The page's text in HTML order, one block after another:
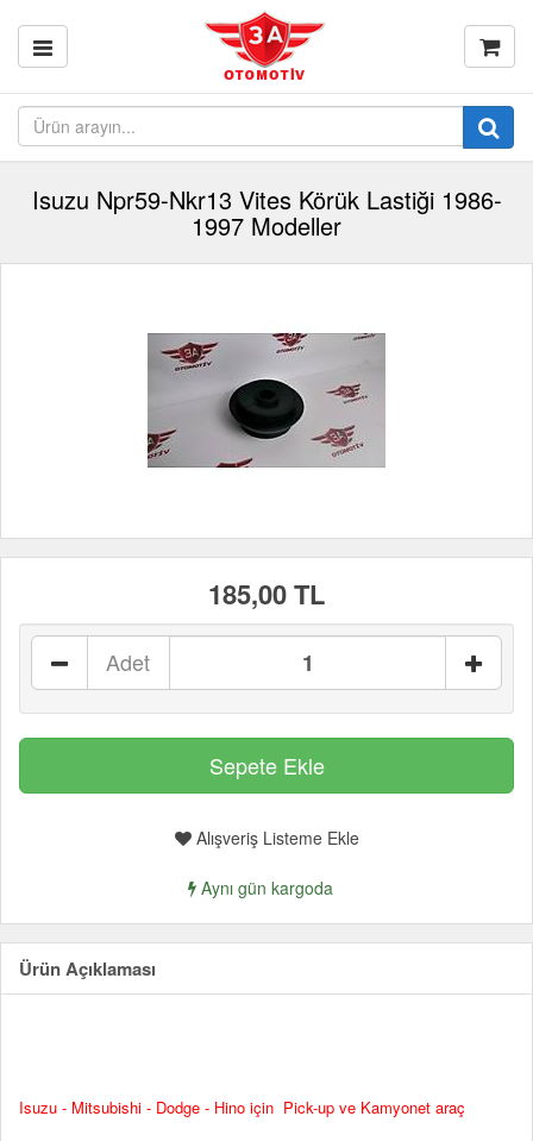
Isuzu Npr59-Nkr13 Vites Körük Lastiği 1986-
1997 Modeller
185,00 TL
Adet
Alışveriş Listeme Ekle
Aynı gün kargoda
Ürün Açıklaması
Isuzu - Mitsubishi - Dodge - Hino için Pick-up ve Kamyonet araç